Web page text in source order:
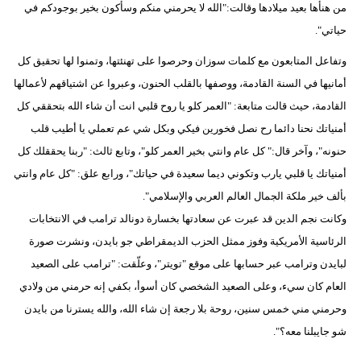
من هنأها بعيد ميلادها وقالت:"الله لا يحرمني منكم وسأكون بخير بوجودكم في
حياتي".
وتفاعل المتابعون مع كلمات سوزان وحرصوا على تهنئتها، وتمنوا لها تحقيق كل
أمانيها في السنة القادمة، ووصفها بالقلب الحنون، وعبروا عن اشتياقهم لأعمالها
القادمة، حيث قالت متابعة: "العمر كلو يا روح قلبي انت أن شاء الله بتحققي كل
أمنياتك نحنا دائما رح نصل فخورين فيكي وبكل شي عم تعملي يا أطيب قلب
حنونه"، وآخر قال:" كل عام وانتي بخير العمر كلو"، وتابع ثالث: "ربنا يحققلك كل
أمنياتك يا قلبي يارب وتكوني ديما سعيدة في حياتك"، ورابع علق: "كل عام وانتي
بألف خير ملكة الجمال العالم العربي والإسلامي".
وكانت نجم الدين قد عبرت عن سعادتها بخسارة دونالد ترامب في الانتخابات
الرئاسية الأمريكية وفوز ممثل الحزب الديمقراطي جو بايدن، ونشرت صورة
لبايدن وترامب عبر حسابها على موقع "تويتر"، وعلّقت: "ترامب على الصعيد
العام كان سيء، وعلى الصعيد الشخصي كان أسوأ، بكفي إنه حرمني من ولادي
وحرمني مني خمس سنين، روحة بلا رجعة إن شاء الله، والله يسترنا من بايدن
شو جايبلنا معه؟".